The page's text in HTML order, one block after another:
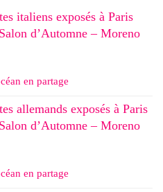
italiens exposés à Paris
d’Automne – Moreno
en partage
allemands exposés à Paris
d’Automne – Moreno
en partage